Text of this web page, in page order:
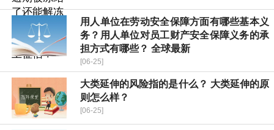
用人单位在劳动安全保障方面有哪些基本义
务？用人单位对员工财产安全保障义务的承
担方式有哪些？ 全球最新
[06-25]
大类延伸的风险指的是什么？ 大类延伸的原
则怎么样？
[06-25]